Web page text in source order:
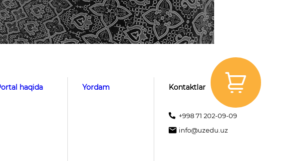
haqida Yordam Kontaktlar
+998 71 202-09-09
info@uzedu.uz